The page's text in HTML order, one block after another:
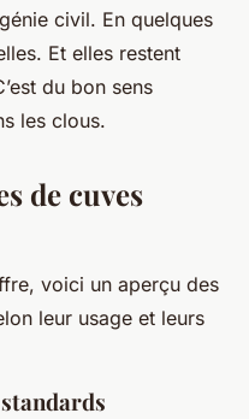
civil. En quelques
Et elles restent
du bon sens
les clous.
de cuves
voici un aperçu des
leur usage et leurs